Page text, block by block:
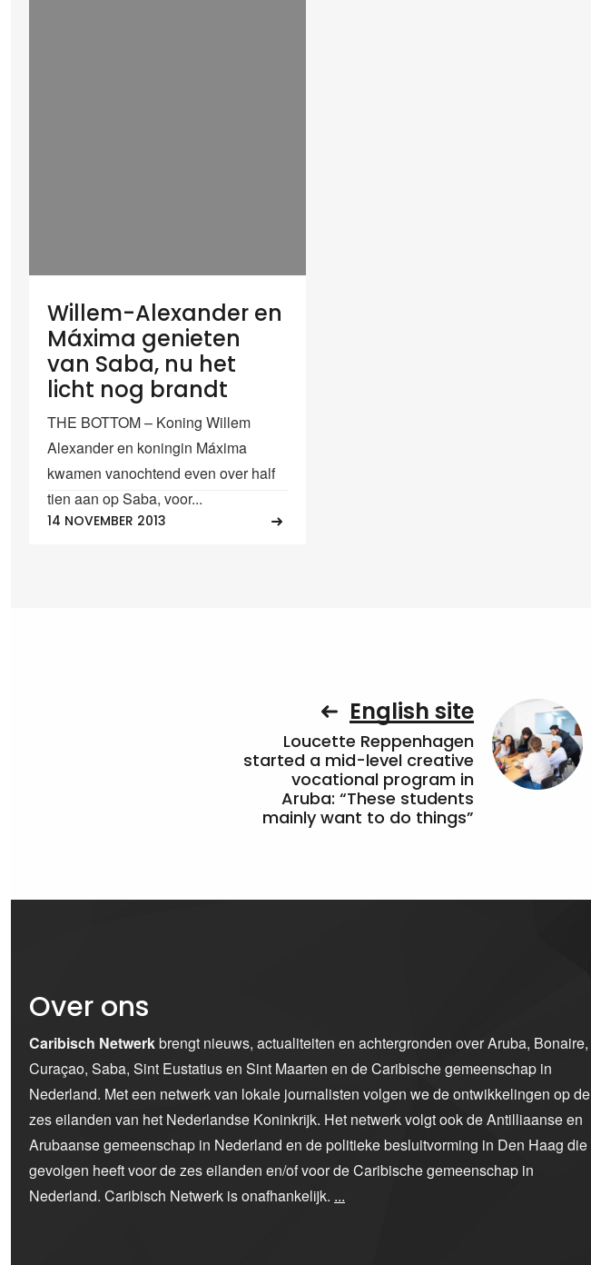
Willem-Alexander en
Máxima genieten
van Saba, nu het
licht nog brandt
THE BOTTOM – Koning Willem
Alexander en koningin Máxima
kwamen vanochtend even over half
tien aan op Saba, voor...
14 NOVEMBER 2013
English site
Loucette Reppenhagen
started a mid-level creative
vocational program in
Aruba: “These students
mainly want to do things”
Over ons
Caribisch Netwerkbrengt nieuws, actualiteiten en achtergronden over Aruba, Bonaire,
Curaçao, Saba, Sint Eustatius en Sint Maarten en de Caribische gemeenschap in
Nederland. Met een netwerk van lokale journalisten volgen we de ontwikkelingen op de
zes eilanden van het Nederlandse Koninkrijk. Het netwerk volgt ook de Antilliaanse en
Arubaanse gemeenschap in Nederland en de politieke besluitvorming in Den Haag die
gevolgen heeft voor de zes eilanden en/of voor de Caribische gemeenschap in
Nederland. Caribisch Netwerk is onafhankelijk. ...